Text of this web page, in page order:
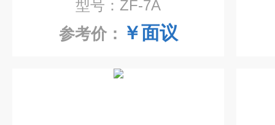
型号：ZF-7A
参考价： ￥面议